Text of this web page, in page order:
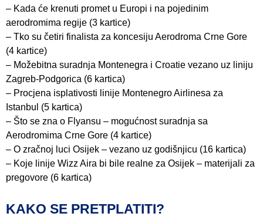
– Kada će krenuti promet u Europi i na pojedinim
aerodromima regije (3 kartice)
– Tko su četiri finalista za koncesiju Aerodroma Crne Gore
(4 kartice)
– Možebitna suradnja Montenegra i Croatie vezano uz liniju
Zagreb-Podgorica (6 kartica)
– Procjena isplativosti linije Montenegro Airlinesa za
Istanbul (5 kartica)
– Što se zna o Flyansu – mogućnost suradnja sa
Aerodromima Crne Gore (4 kartice)
– O zračnoj luci Osijek – vezano uz godišnjicu (16 kartica)
– Koje linije Wizz Aira bi bile realne za Osijek – materijali za
pregovore (6 kartica)
KAKO SE PRETPLATITI?